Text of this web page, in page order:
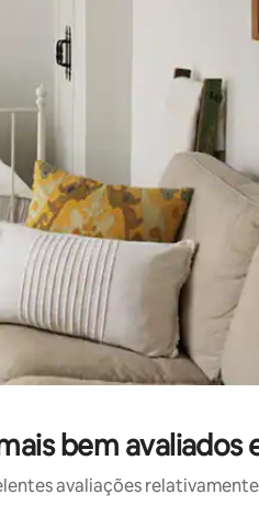
e para baixo ou explore com
bem avaliados
avaliações